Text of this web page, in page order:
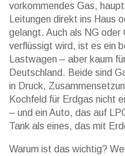
vorkommendes Gas,
Leitungen direkt ins Haus
gelangt. Auch als NG oder
verflüssigt wird, ist es ein
Lastwagen – aber kaum
Deutschland. Beide sind
in Druck,
Kochfeld für Erdgas nicht
– und ein Auto, das auf
Tank als eines, das mit
Warum ist das wichtig?